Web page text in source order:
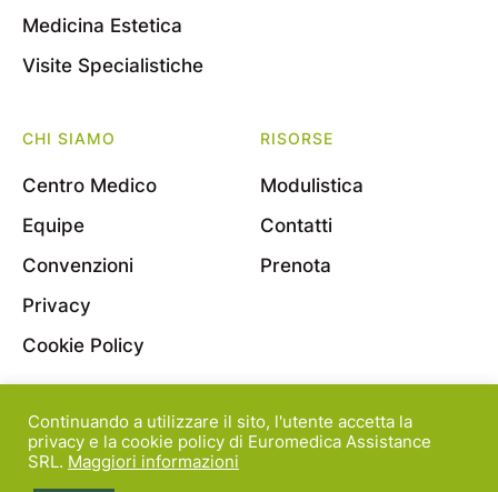
Medicina Estetica
Visite Specialistiche
CHI SIAMO
Centro Medico
Equipe
Convenzioni
Privacy
Cookie Policy
RISORSE
Modulistica
Contatti
Prenota
© 2022 Euromedica Assistance S.r.l. - Viale Bligny, 11
- 20136 Milano - P.Iva 08163830964
Continuando a utilizzare il sito, l'utente accetta la
privacy e la cookie policy di Euromedica Assistance
SRL. Maggiori informazioni